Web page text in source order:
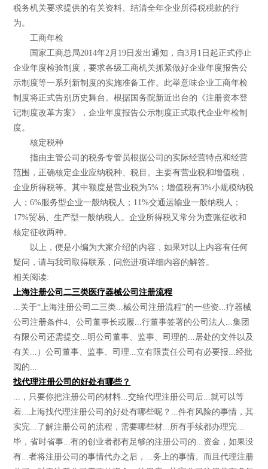
税务机关要求提供的有关资料、结清全年企业所得税税款的行
为。
工商年检
国家工商总局2014年2月19日发出通知，自3月1日起正式停止
企业年度检验制度，要求各级工商机关抓紧做好企业年度报告公
示制度等一系列新制度的实施准备工作。此举意味企业工商年检
制度将正式告别历史舞台。根据国务院新近出台的《注册资本登
记制度改革方案》，企业年度报告公示制度正式取代企业年检制
度。
核定税种
指由主管公司的税务专管员根据公司的实际经营特点和经营
范围，正确核定企业应纳税种、税目。主要有营业税和增值税，
企业所得税等。其中额度是营业税为5%；增值税有3%小规模纳税
人；6%服务型企业一般纳税人；11%交通运输业一般纳税人；
17%贸易、生产型一般纳税人。企业所得税又常分为查账征收和
核定征收两种。
以上，便是小编为大家介绍的内容，如果对以上内容有任何
疑问，请与我司取得联系，问您进项详细内容的解答。
相关阅读:
上海注册公司二三类医疗器械公司注册流程
...关于“上海注册公司二三类...械公司注册流程”的一些资...疗器械
公司注册条件4、公司董事长或履...行董事签署的公司法人...集团
有限公司还需提交...明公司董事、监事、司理的...居处的文件以及
有关...）公司董事、监事、司理...立有限责任公司有必要报...经批
阅的...
找代理注册公司的好处有哪些？
...，只要你把注册公司的材料...交给代理注册公司后...就可以等
着...上海找代理注册公司的好处有哪些呢？...件有风险的事情，其
实完...了解注册公司的流程，需要哪些材...所有手续都办理完...
毕，省时省事...有的创业者都有足够的注册公司的...资金，如果没
有...者将注册公司的事情代办之后，...务上的事情。而且代理注册